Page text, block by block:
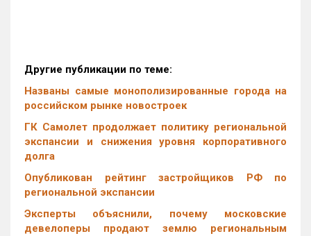
Другие публикации по теме:
Названы самые монополизированные города на
российском рынке новостроек
ГК Самолет продолжает политику региональной
экспансии и снижения уровня корпоративного
долга
Опубликован рейтинг застройщиков РФ по
региональной экспансии
Эксперты объяснили, почему московские
девелоперы продают землю региональным